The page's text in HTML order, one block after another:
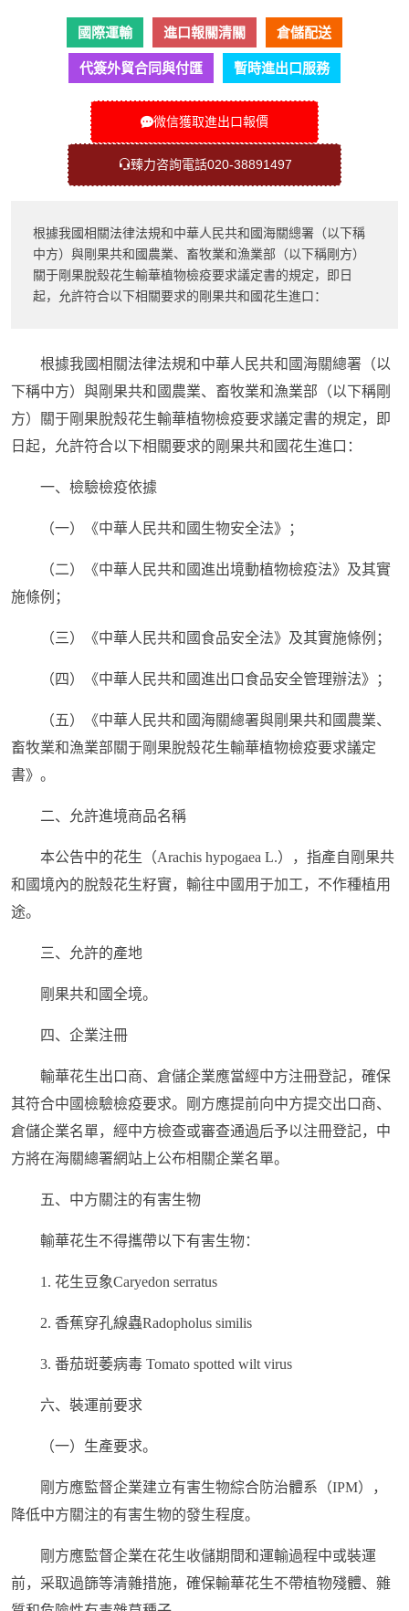
國際運輸 進口報關清關 倉儲配送
代簽外貿合同與付匯 暫時進出口服務
微信獲取進出口報價
臻力咨詢電話020-38891497
根據我國相關法律法規和中華人民共和國海關總署（以下稱
中方）與剛果共和國農業、畜牧業和漁業部（以下稱剛方）
關于剛果脫殼花生輸華植物檢疫要求議定書的規定，即日
起，允許符合以下相關要求的剛果共和國花生進口：
根據我國相關法律法規和中華人民共和國海關總署（以
下稱中方）與剛果共和國農業、畜牧業和漁業部（以下稱剛
方）關于剛果脫殼花生輸華植物檢疫要求議定書的規定，即
日起，允許符合以下相關要求的剛果共和國花生進口：
一、檢驗檢疫依據
（一）《中華人民共和國生物安全法》；
（二）《中華人民共和國進出境動植物檢疫法》及其實
施條例；
（三）《中華人民共和國食品安全法》及其實施條例；
（四）《中華人民共和國進出口食品安全管理辦法》；
（五）《中華人民共和國海關總署與剛果共和國農業、
畜牧業和漁業部關于剛果脫殼花生輸華植物檢疫要求議定
書》。
二、允許進境商品名稱
本公告中的花生（Arachis hypogaea L.），指產自剛果共
和國境內的脫殼花生籽實，輸往中國用于加工，不作種植用
途。
三、允許的產地
剛果共和國全境。
四、企業注冊
輸華花生出口商、倉儲企業應當經中方注冊登記，確保
其符合中國檢驗檢疫要求。剛方應提前向中方提交出口商、
倉儲企業名單，經中方檢查或審查通過后予以注冊登記，中
方將在海關總署網站上公布相關企業名單。
五、中方關注的有害生物
輸華花生不得攜帶以下有害生物：
1. 花生豆象Caryedon serratus
2. 香蕉穿孔線蟲Radopholus similis
3. 番茄斑萎病毒 Tomato spotted wilt virus
六、裝運前要求
（一）生產要求。
剛方應監督企業建立有害生物綜合防治體系（IPM），
降低中方關注的有害生物的發生程度。
剛方應監督企業在花生收儲期間和運輸過程中或裝運
前，采取過篩等清雜措施，確保輸華花生不帶植物殘體、雜